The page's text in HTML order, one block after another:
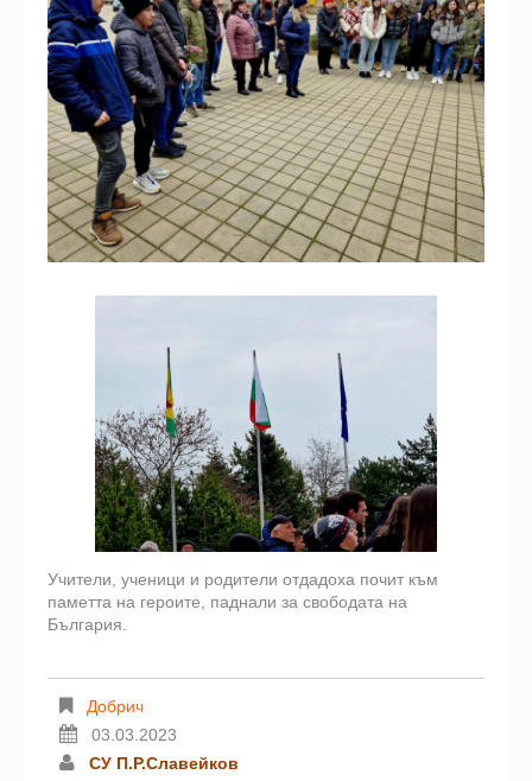
Учители, ученици и родители отдадоха почит към
паметта на героите, паднали за свободата на
България.
Добрич
03.03.2023
СУ П.Р.Славейков